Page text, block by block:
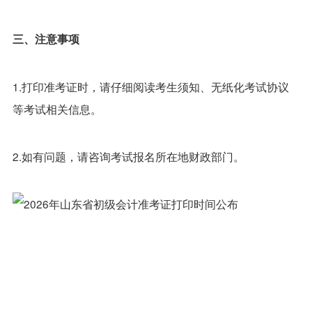
三、注意事项
1.打印准考证时，请仔细阅读考生须知、无纸化考试协议
等考试相关信息。
2.如有问题，请咨询考试报名所在地财政部门。